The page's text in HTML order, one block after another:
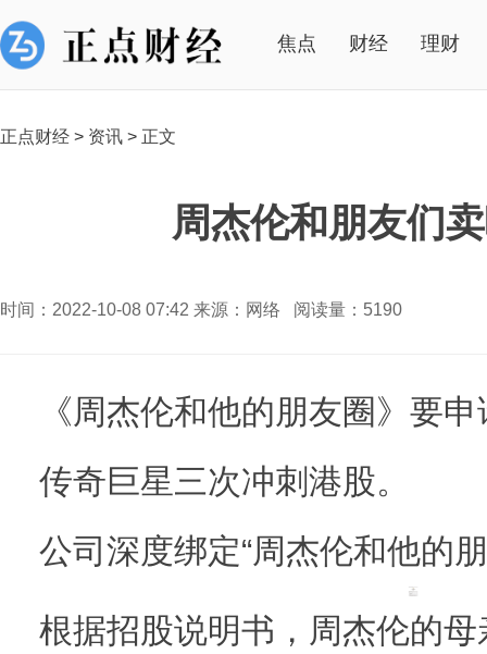
焦点 财经 理财
正点财经 > 资讯 > 正文
周杰伦和朋友们
时间：2022-10-08 07:42 来源：网络 阅读量：5190
《周杰伦和他的朋友圈》要
传奇巨星三次冲刺港股。
公司深度绑定“周杰伦和他的
根据招股说明书，周杰伦的